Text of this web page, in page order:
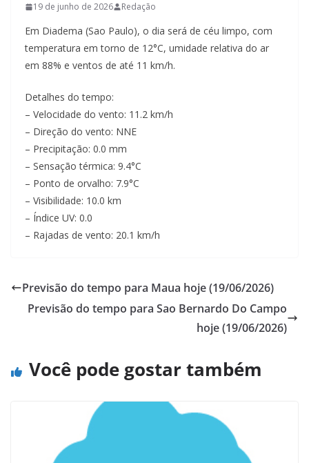
19 de junho de 2026 Redação
Em Diadema (Sao Paulo), o dia será de céu limpo, com
temperatura em torno de 12°C, umidade relativa do ar
em 88% e ventos de até 11 km/h.
Detalhes do tempo:
– Velocidade do vento: 11.2 km/h
– Direção do vento: NNE
– Precipitação: 0.0 mm
– Sensação térmica: 9.4°C
– Ponto de orvalho: 7.9°C
– Visibilidade: 10.0 km
– Índice UV: 0.0
– Rajadas de vento: 20.1 km/h
Previsão do tempo para Maua hoje (19/06/2026)
Previsão do tempo para Sao Bernardo Do Campo
hoje (19/06/2026)
Você pode gostar também